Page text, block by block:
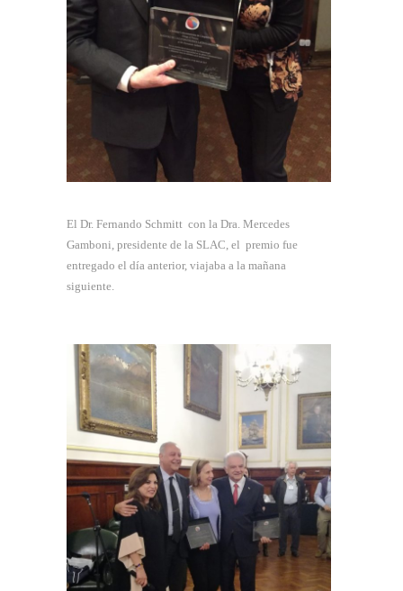
El Dr. Fernando Schmitt con la Dra. Mercedes
Gamboni, presidente de la SLAC, el premio fue
entregado el día anterior, viajaba a la mañana
siguiente.